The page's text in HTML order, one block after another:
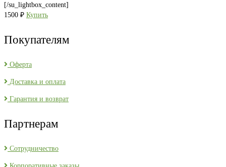
[/su_lightbox_content]
1500 ₽ Купить
Покупателям
Оферта
Доставка и оплата
Гарантия и возврат
Партнерам
Сотрудничество